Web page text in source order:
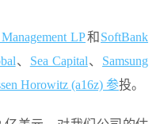
LP和 SoftBank
、 Sea Capital、 Samsung
Horowitz (a16z) 参投。